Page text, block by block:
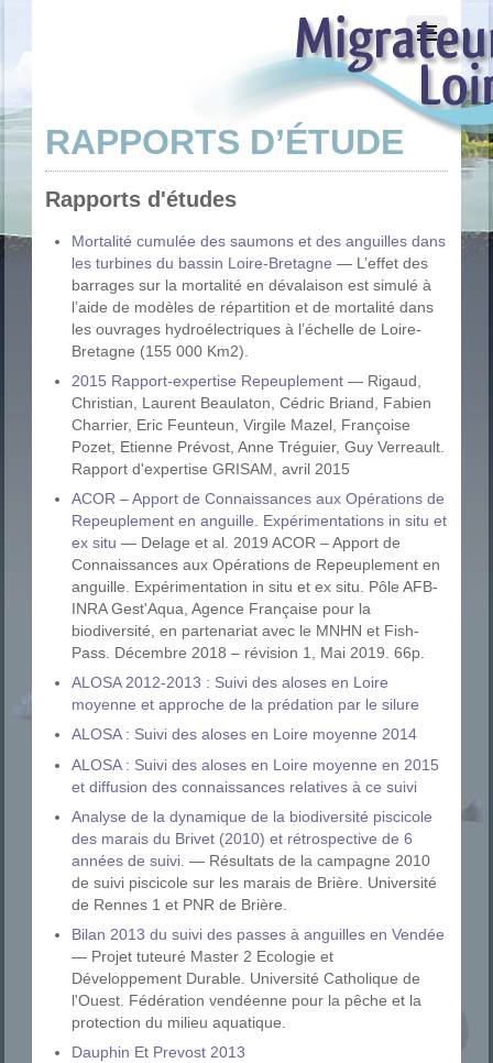
RAPPORTS D’ÉTUDE
Rapports d'études
Mortalité cumulée des saumons et des anguilles dans
les turbines du bassin Loire-Bretagne — L’effet des
barrages sur la mortalité en dévalaison est simulé à
l’aide de modèles de répartition et de mortalité dans
les ouvrages hydroélectriques à l’échelle de Loire-
Bretagne (155 000 Km2).
2015 Rapport-expertise Repeuplement — Rigaud,
Christian, Laurent Beaulaton, Cédric Briand, Fabien
Charrier, Eric Feunteun, Virgile Mazel, Françoise
Pozet, Etienne Prévost, Anne Tréguier, Guy Verreault.
Rapport d'expertise GRISAM, avril 2015
ACOR – Apport de Connaissances aux Opérations de
Repeuplement en anguille. Expérimentations in situ et
ex situ — Delage et al. 2019 ACOR – Apport de
Connaissances aux Opérations de Repeuplement en
anguille. Expérimentation in situ et ex situ. Pôle AFB-
INRA Gest'Aqua, Agence Française pour la
biodiversité, en partenariat avec le MNHN et Fish-
Pass. Décembre 2018 – révision 1, Mai 2019. 66p.
ALOSA 2012-2013 : Suivi des aloses en Loire
moyenne et approche de la prédation par le silure
ALOSA : Suivi des aloses en Loire moyenne 2014
ALOSA : Suivi des aloses en Loire moyenne en 2015
et diffusion des connaissances relatives à ce suivi
Analyse de la dynamique de la biodiversité piscicole
des marais du Brivet (2010) et rétrospective de 6
années de suivi. — Résultats de la campagne 2010
de suivi piscicole sur les marais de Brière. Université
de Rennes 1 et PNR de Brière.
Bilan 2013 du suivi des passes à anguilles en Vendée
— Projet tuteuré Master 2 Ecologie et
Développement Durable. Université Catholique de
l'Ouest. Fédération vendéenne pour la pêche et la
protection du milieu aquatique.
Dauphin Et Prevost 2013